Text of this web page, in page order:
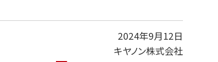
2024年9月12日
キヤノン株式会社